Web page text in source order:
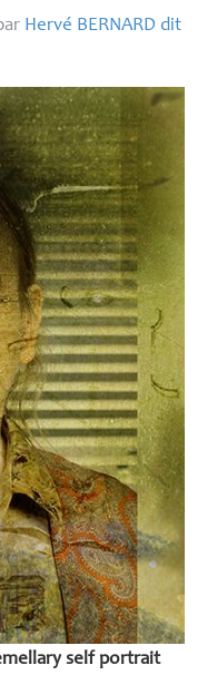
Hervé BERNARD dit
self portrait